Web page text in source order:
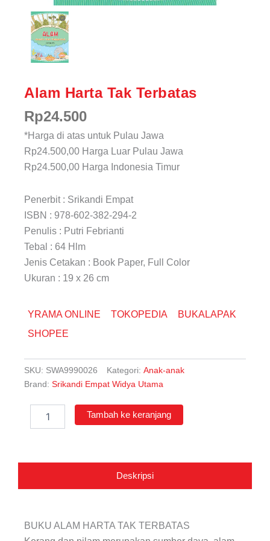
Alam Harta Tak Terbatas
Rp24.500
*Harga di atas untuk Pulau Jawa
Rp24.500,00 Harga Luar Pulau Jawa
Rp24.500,00 Harga Indonesia Timur
Penerbit : Srikandi Empat
ISBN : 978-602-382-294-2
Penulis : Putri Febrianti
Tebal : 64 Hlm
Jenis Cetakan : Book Paper, Full Color
Ukuran : 19 x 26 cm
YRAMA ONLINE TOKOPEDIA
BUKALAPAK
SHOPEE
SKU: SWA9990026 Kategori: Anak-anak
Brand: Srikandi Empat Widya Utama
Alam
Tambah ke keranjang
Deskripsi
BUKU ALAM HARTA TAK TERBATAS